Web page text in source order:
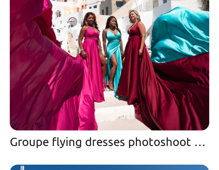
Groupe flying dresses photoshoot by Sokolove